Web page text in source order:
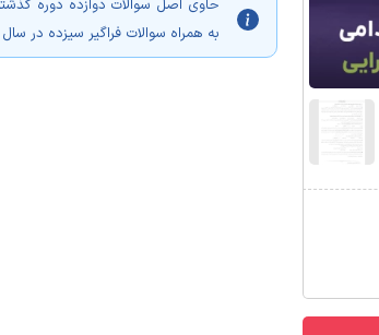
به همراه سوالات فراگیر سیزده در سال 1404 با جواب تشریحی کامل